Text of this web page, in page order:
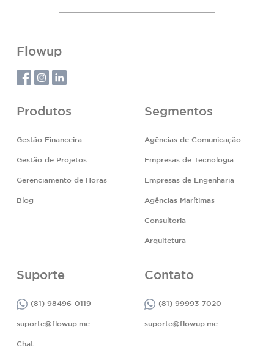
Flowup
Produtos
Gestão Financeira
Gestão de Projetos
Gerenciamento de Horas
Blog
Segmentos
Agências de Comunicação
Empresas de Tecnologia
Empresas de Engenharia
Agências Marítimas
Consultoria
Arquitetura
Suporte
(81) 98496-0119
suporte@flowup.me
Chat
Contato
(81) 99993-7020
suporte@flowup.me